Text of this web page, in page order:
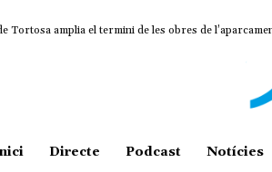
Tortosa amplia el termini de les obres de
les Cases del Castell i culmina un projecte
Directe Podcast Notícies